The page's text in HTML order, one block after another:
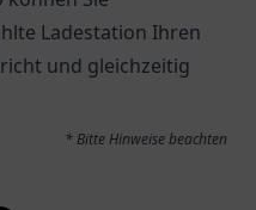
Ladestation Ihren
und gleichzeitig
* Bitte Hinweise beachten